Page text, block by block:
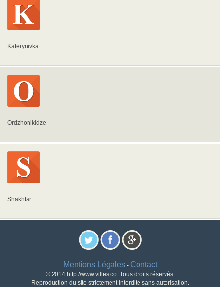
Katerynivka
Ordzhonikidze
Shakhtar
Mentions Légales- Contact
© 2014 http://www.villes.co. Tous droits réservés.
Reproduction du site strictement interdite sans autorisation.